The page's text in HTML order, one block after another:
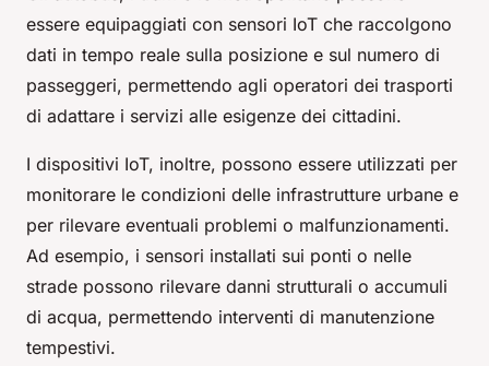
essere equipaggiati con sensori IoT che raccolgono
dati in tempo reale sulla posizione e sul numero di
passeggeri, permettendo agli operatori dei trasporti
di adattare i servizi alle esigenze dei cittadini.
I dispositivi IoT, inoltre, possono essere utilizzati per
monitorare le condizioni delle infrastrutture urbane e
per rilevare eventuali problemi o malfunzionamenti.
Ad esempio, i sensori installati sui ponti o nelle
strade possono rilevare danni strutturali o accumuli
di acqua, permettendo interventi di manutenzione
tempestivi.